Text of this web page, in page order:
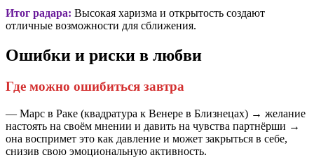
Итог радара: Высокая харизма и открытость создают
отличные возможности для сближения.
Ошибки и риски в любви
Где можно ошибиться завтра
— Марс в Раке (квадратура к Венере в Близнецах) → желание
настоять на своём мнении и давить на чувства партнёрши →
она воспримет это как давление и может закрыться в себе,
снизив свою эмоциональную активность.